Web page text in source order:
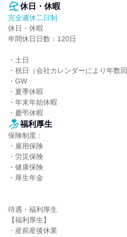
休日・休暇
完全週休二日制
休日・休暇
年間休日日数：120日
・⼟⽇
・祝⽇（会社カレンダーにより年数
・GW
・夏季休暇
・年末年始休暇
・慶弔休暇
福利厚生
保険制度：
・雇用保険
・労災保険
・健康保険
・厚生年金
待遇・福利厚生
【福利厚生】
・産前産後休業